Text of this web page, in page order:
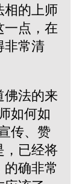
相的上师
一点，在
非常清
佛法的来
如何如
传、赞
，已经将
确非常